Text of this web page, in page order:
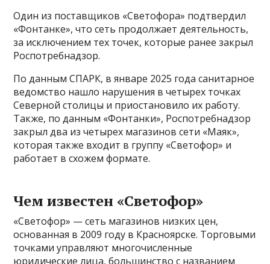
Один из поставщиков «Светофора» подтвердил
«Фонтанке», что сеть продолжает деятельность,
за исключением тех точек, которые ранее закрыл
Роспотребнадзор.
По данным СПАРК, в январе 2025 года санитарное
ведомство нашло нарушения в четырех точках
Северной столицы и приостановило их работу.
Также, по данным «Фонтанки», Роспотребнадзор
закрыл два из четырех магазинов сети «Маяк»,
которая также входит в группу «Светофор» и
работает в схожем формате.
Чем известен «Светофор»
«Светофор» — сеть магазинов низких цен,
основанная в 2009 году в Красноярске. Торговыми
точками управляют многочисленные
юридические лица, большинство с названием